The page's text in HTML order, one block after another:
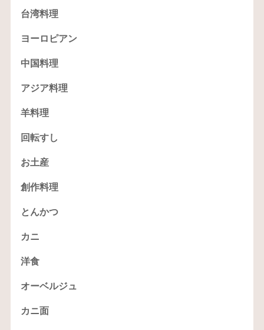
台湾料理
ヨーロピアン
中国料理
アジア料理
羊料理
回転すし
お土産
創作料理
とんかつ
カニ
洋食
オーベルジュ
カニ面